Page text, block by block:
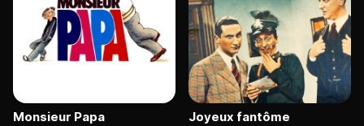
Monsieur Papa Joyeux fantôme